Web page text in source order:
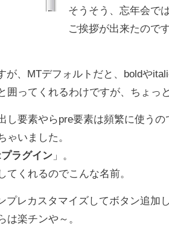
そうそう、忘年会で
ご挨拶が出来たので
が、MTデフォルトだと、boldや
囲ってくれるわけですが、ちょっ
し要素やらpre要素は頻繁に使う
ゃいました。
ラグイン 」。
てくれるのでこんな名前。
プレカスタマイズしてボタン追加
は楽チンや～。